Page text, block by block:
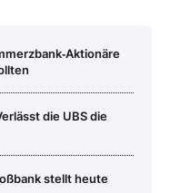
die UBS die
stellt heute